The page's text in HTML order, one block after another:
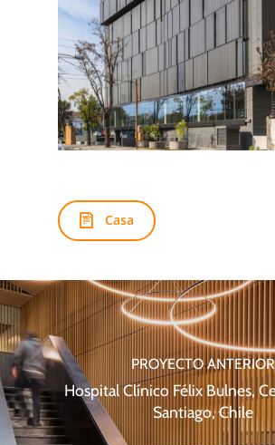
Casa
PROYECTO ANTERIOR
Hospital Clínico Félix Bulnes,
Santiago, Chile